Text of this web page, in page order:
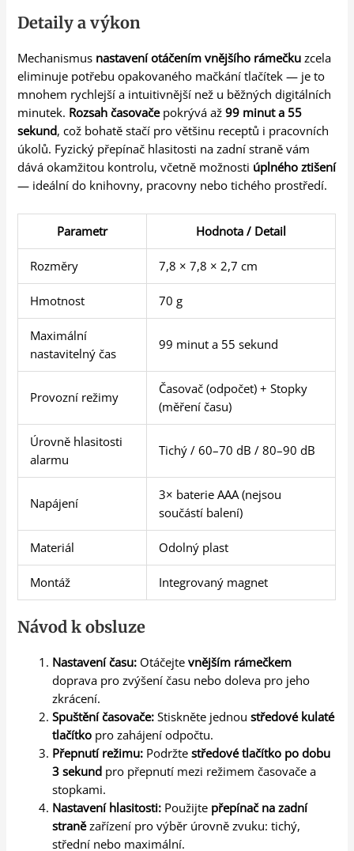
Detaily a výkon
Mechanismus nastavení otáčením vnějšího rámečku zcela
eliminuje potřebu opakovaného mačkání tlačítek — je to
mnohem rychlejší a intuitivnější než u běžných digitálních
minutek. Rozsah časovačepokrývá až99 minut a 55
sekund, což bohatě stačí pro většinu receptů i pracovních
úkolů. Fyzický přepínač hlasitosti na zadní straně vám
dává okamžitou kontrolu, včetně možnosti úplného ztišení
— ideální do knihovny, pracovny nebo tichého prostředí.
Parametr Hodnota / Detail
Rozměry 7,8 × 7,8 × 2,7 cm
Hmotnost 70 g
Maximální
nastavitelný čas
99 minut a 55 sekund
Provozní režimy
Časovač (odpočet) + Stopky
(měření času)
Úrovně hlasitosti
alarmu
Tichý / 60–70 dB / 80–90 dB
Napájení
3× baterie AAA (nejsou
součástí balení)
Materiál Odolný plast
Montáž Integrovaný magnet
Návod k obsluze
Nastavení času: Otáčejtevnějším rámečkem
doprava pro zvýšení času nebo doleva pro jeho
zkrácení.
Spuštění časovače: Stiskněte jednoustředové kulaté
tlačítko pro zahájení odpočtu.
Přepnutí režimu: Podržtestředové tlačítko po dobu
3 sekund pro přepnutí mezi režimem časovače a
stopkami.
Nastavení hlasitosti: Použijte přepínač na zadní
stranězařízení pro výběr úrovně zvuku: tichý,
střední nebo maximální.